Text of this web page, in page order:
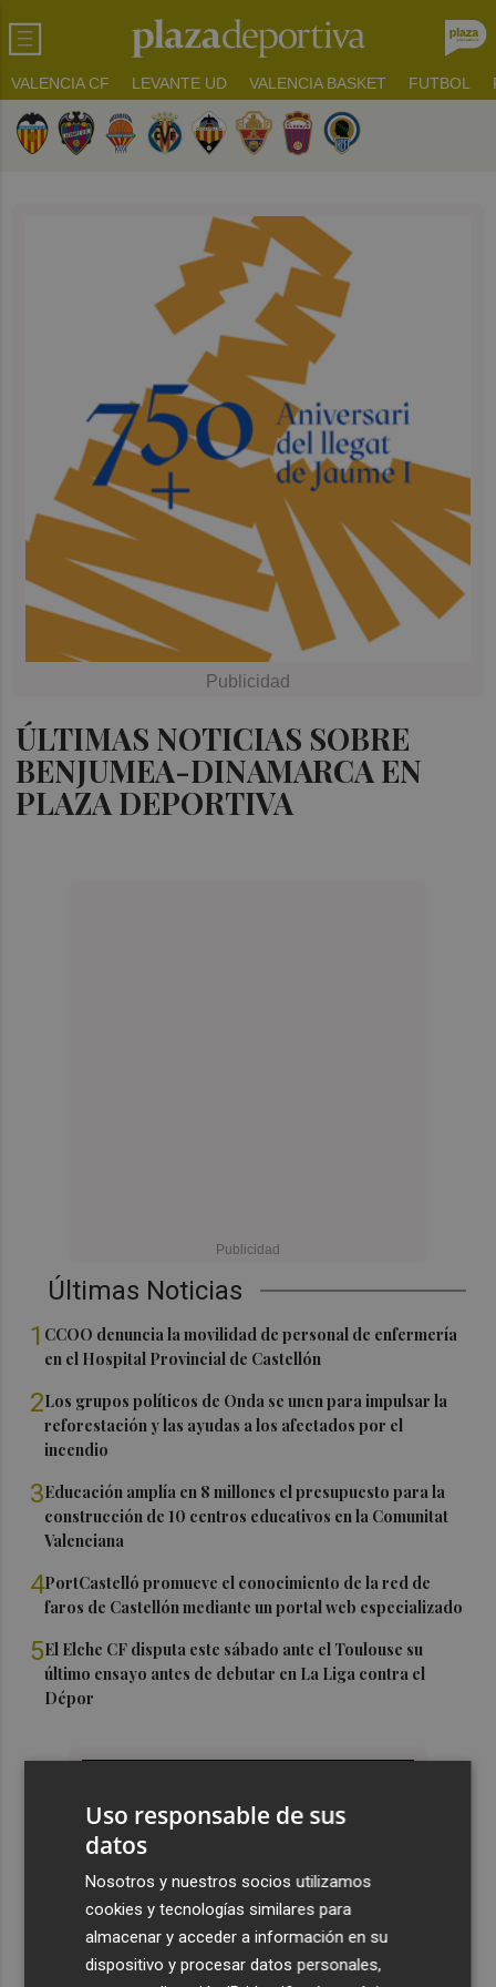
VALENCIA CF LEVANTE UD VALENCIA BASKET FUTBOL
ÚLTIMAS NOTICIAS SOBRE
BENJUMEA-DINAMARCA EN
PLAZA DEPORTIVA
Últimas Noticias
1 CCOO denuncia la movilidad de personal de enfermería
en el Hospital Provincial de Castellón
2Los grupos políticos de Onda se unen para impulsar la
reforestación y las ayudas a los afectados por el
incendio
3Educación amplía en 8 millones el presupuesto para la
construcción de 10 centros educativos en la Comunitat
Valenciana
4PortCastelló promueve el conocimiento de la red de
faros de Castellón mediante un portal web especializado
5El Elche CF disputa este sábado ante el Toulouse su
último ensayo antes de debutar en La Liga contra el
Dépor
Uso responsable de sus
datos
Nosotros y nuestros socios utilizamos
cookies y tecnologías similares para
almacenar y acceder a información en su
dispositivo y procesar datos personales,